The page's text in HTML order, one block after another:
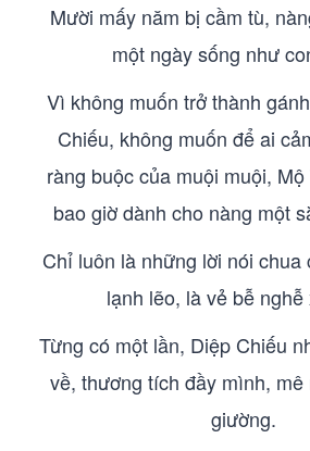
Mười mấy năm bị cầm tù,
một ngày sống như
Vì không muốn trở thành
Chiếu, không muốn để ai
ràng buộc của muội muội,
bao giờ dành cho nàng một
Chỉ luôn là những lời nói chua
lạnh lẽo, là vẻ bễ nghễ
Từng có một lần, Diệp Chiếu
về, thương tích đầy mình,
giường.